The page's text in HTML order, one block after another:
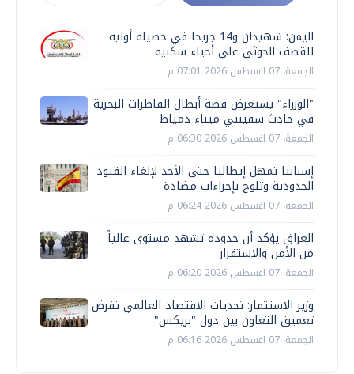
اليمن: شهيدان و14 جريحا في حصيلة أولية
للقصف الحوثي على أحياء سكنية
الجمعة، 07 اغسطس 2026 07:01 م
"الوزراء" يستعرض قصة أبطال القاطرات البحرية
في حادث سفينتي ميناء دمياط
الجمعة، 07 اغسطس 2026 06:30 م
إسبانيا تمهل إيطاليا حتى الأحد لإلغاء القيود
الحدودية وتلوح بإجراءات مضادة
الجمعة، 07 اغسطس 2026 06:24 م
العراق يؤكد أن حدوده تشهد مستوى عالياً
من الأمن والاستقرار
الجمعة، 07 اغسطس 2026 06:20 م
وزير الاستثمار: تحديات الاقتصاد العالمي تفرض
تعميق التعاون بين دول "بريكس"
الجمعة، 07 اغسطس 2026 06:16 م